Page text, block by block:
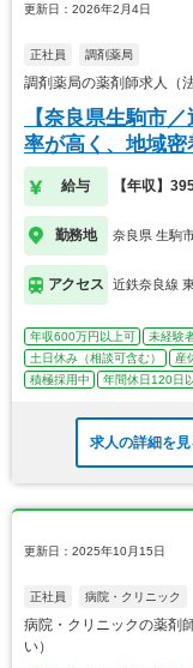
更新日：2026年2月4日
正社員 調剤薬局
調剤薬局の薬剤師求人（
【奈良県生駒市
率が高く、地域密
給与 【年収】
勤務地 奈良県 生駒
アクセス 近鉄奈良線
年収600万円以上可 未経験
土日休み（相談可含む）
産
積極採用中
年間休日120日
求人の詳細を見
更新日：2025年10月15日
正社員 病院・クリニック
病院・クリニックの薬
い）